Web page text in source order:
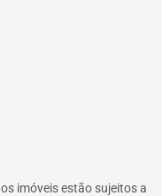
imóveis estão sujeitos a